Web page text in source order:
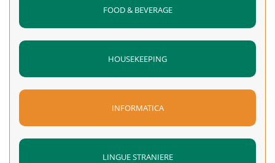
FOOD & BEVERAGE
HOUSEKEEPING
INFORMATICA
LINGUE STRANIERE